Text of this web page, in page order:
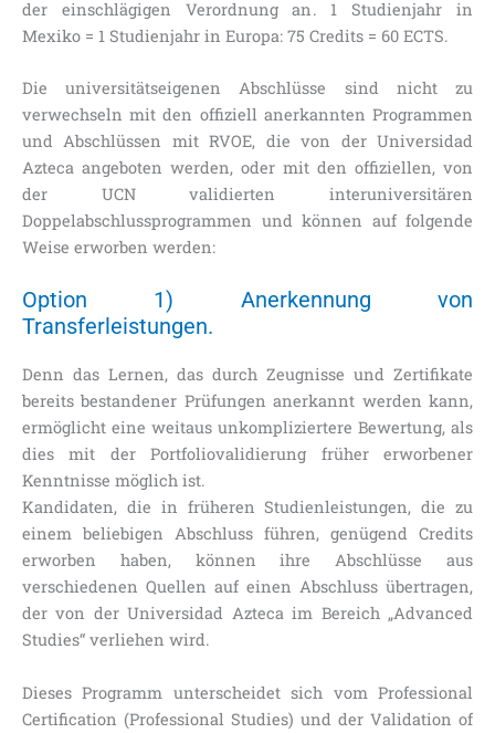
der einschlägigen Verordnung an. 1 Studienjahr in
Mexiko = 1 Studienjahr in Europa: 75 Credits = 60 ECTS.
Die universitätseigenen Abschlüsse sind nicht zu
verwechseln mit den offiziell anerkannten Programmen
und Abschlüssen mit RVOE, die von der Universidad
Azteca angeboten werden, oder mit den offiziellen, von
der UCN validierten interuniversitären
Doppelabschlussprogrammen und können auf folgende
Weise erworben werden:
Option 1) Anerkennung von
Transferleistungen.
Denn das Lernen, das durch Zeugnisse und Zertifikate
bereits bestandener Prüfungen anerkannt werden kann,
ermöglicht eine weitaus unkompliziertere Bewertung, als
dies mit der Portfoliovalidierung früher erworbener
Kenntnisse möglich ist.
Kandidaten, die in früheren Studienleistungen, die zu
einem beliebigen Abschluss führen, genügend Credits
erworben haben, können ihre Abschlüsse aus
verschiedenen Quellen auf einen Abschluss übertragen,
der von der Universidad Azteca im Bereich „Advanced
Studies“ verliehen wird.
Dieses Programm unterscheidet sich vom Professional
Certification (Professional Studies) und der Validation of